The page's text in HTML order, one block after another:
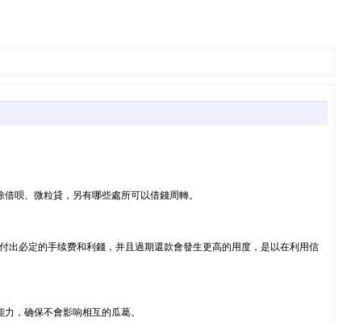
呗、微粒貸，另有哪些處所可以借錢周轉。
必定的手续费和利錢，并且過期還款會發生更高的用度，是以在利用信
，确保不會影响相互的瓜葛。